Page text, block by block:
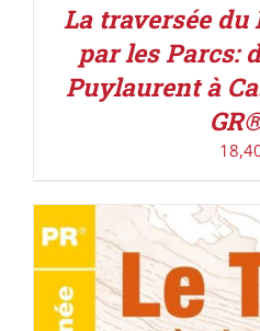
La traversée
par les Parcs:
Puylaurent à